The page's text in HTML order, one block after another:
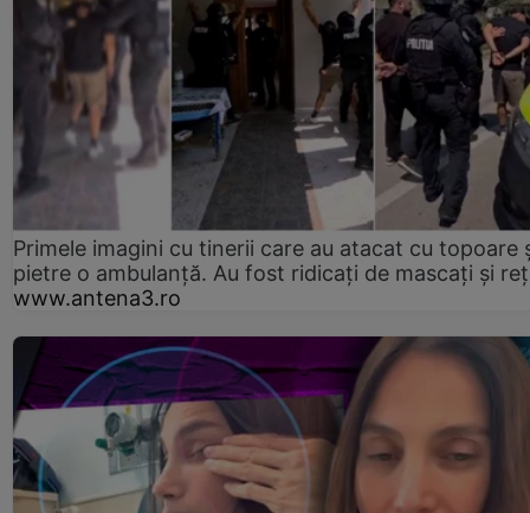
Primele imagini cu tinerii care au atacat cu topoare
pietre o ambulanță. Au fost ridicați de mascați și
www.antena3.ro